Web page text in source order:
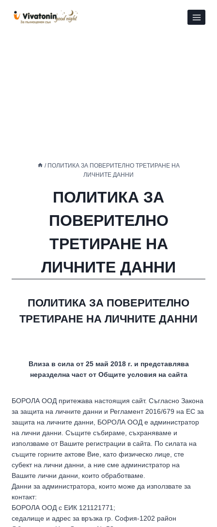
съдържанието
/ ПОЛИТИКА ЗА ПОВЕРИТЕЛНО ТРЕТИРАНЕ НА
ЛИЧНИТЕ ДАННИ
ПОЛИТИКА ЗА
ПОВЕРИТЕЛНО
ТРЕТИРАНЕ НА
ЛИЧНИТЕ ДАННИ
ПОЛИТИКА ЗА ПОВЕРИТЕЛНО
ТРЕТИРАНЕ НА ЛИЧНИТЕ ДАННИ
Влиза в сила от 25 май 2018 г. и представлява
неразделна част от Общите условия на сайта
БОРОЛА ООД притежава настоящия сайт. Съгласно Закона
за защита на личните данни и Регламент 2016/679 на ЕС за
защита на личните данни, БОРОЛА ООД е администратор
на лични данни. Същите събираме, съхраняваме и
използваме от Вашите регистрации в сайта. По силата на
същите горните актове Вие, като физическо лице, сте
субект на лични данни, а ние сме администратор на
Вашите лични данни, които обработваме.
Данни за администратора, които може да използвате за
контакт:
БОРОЛА ООД с ЕИК 121121771;
седалище и адрес за връзка гр. София-1202 район